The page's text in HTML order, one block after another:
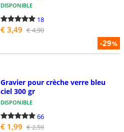
-29%
DISPONIBLE
18
€ 3,49 € 4,90
Gravier pour crèche verre bleu
ciel 300 gr
DISPONIBLE
66
€ 1,99 € 2,59